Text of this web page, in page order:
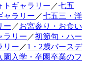
トギャラリー ／七五
ャラリー ／七五三・洋
ー ／お宮参り・お食い
ラリー ／初節句・ハー
リー ／1・2歳バースデ
園入学・卒園卒業のフ